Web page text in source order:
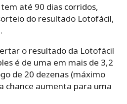
até 90 dias corridos,
do resultado Lotofácil,
o resultado da Lotofácil
é de uma em mais de 3,2
de 20 dezenas (máximo
chance aumenta para uma